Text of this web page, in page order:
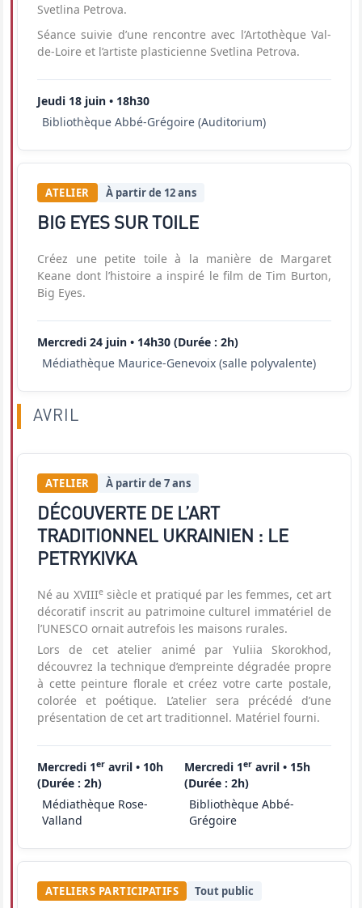
Svetlina Petrova.
Séance suivie d’une rencontre avec l’Artothèque Val-
de-Loire et l’artiste plasticienne Svetlina Petrova.
Jeudi 18 juin • 18h30
Bibliothèque Abbé-Grégoire (Auditorium)
ATELIER À partir de 12 ans
BIG EYES SUR TOILE
Créez une petite toile à la manière de Margaret
Keane dont l’histoire a inspiré le film de Tim Burton,
Big Eyes.
Mercredi 24 juin • 14h30 (Durée : 2h)
Médiathèque Maurice-Genevoix (salle polyvalente)
AVRIL
ATELIER À partir de 7 ans
DÉCOUVERTE DE L’ART
TRADITIONNEL UKRAINIEN : LE
PETRYKIVKA
Né au XVIIIesiècle et pratiqué par les femmes, cet art
décoratif inscrit au patrimoine culturel immatériel de
l’UNESCO ornait autrefois les maisons rurales.
Lors de cet atelier animé par Yuliia Skorokhod,
découvrez la technique d’empreinte dégradée propre
à cette peinture florale et créez votre carte postale,
colorée et poétique. L’atelier sera précédé d’une
présentation de cet art traditionnel. Matériel fourni.
Mercredi 1er avril • 10h
(Durée : 2h)
Médiathèque Rose-
Valland
Mercredi 1er avril • 15h
(Durée : 2h)
Bibliothèque Abbé-
Grégoire
ATELIERS PARTICIPATIFS Tout public